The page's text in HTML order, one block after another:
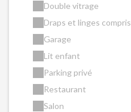
Double vitrage
Draps et linges compris
Garage
Lit enfant
Parking privé
Restaurant
Salon